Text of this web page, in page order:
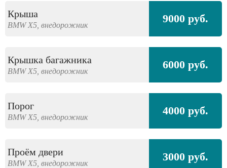
Крыша
BMWX5, внедорожник 9000 руб.
Крышка багажника
BMWX5, внедорожник 6000 руб.
Порог
BMWX5, внедорожник 4000 руб.
Проём двери
BMWX5, внедорожник 3000 руб.